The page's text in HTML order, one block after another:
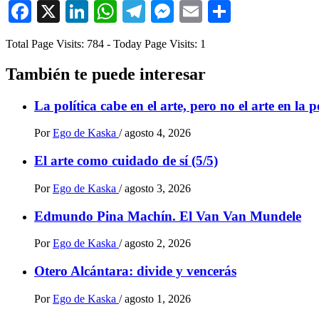
Facebook
X LinkedIn
WhatsApp
Telegram
Messenger
Email
Total Page Visits: 784 - Today Page Visits: 1
También te puede interesar
La política cabe en el arte, pero no el arte en la
Por Ego de Kaska / agosto 4, 2026
El arte como cuidado de sí (5/5)
Por Ego de Kaska / agosto 3, 2026
Edmundo Pina Machín. El Van Van Mundele
Por Ego de Kaska / agosto 2, 2026
Otero Alcántara: divide y vencerás
Por Ego de Kaska / agosto 1, 2026